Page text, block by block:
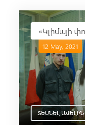
12 May, 2021
ՏԵՍՆԵԼ ԱՎԵԼԻՆ